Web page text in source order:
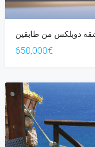
دوبلكس من طابقين
650,000€